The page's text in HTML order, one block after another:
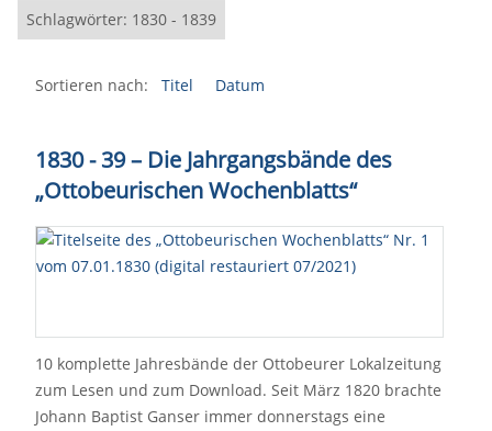
Schlagwörter: 1830 - 1839
Sortieren nach: Titel Datum
1830 - 39 – Die Jahrgangsbände des
„Ottobeurischen Wochenblatts“
10 komplette Jahresbände der Ottobeurer Lokalzeitung
zum Lesen und zum Download. Seit März 1820 brachte
Johann Baptist Ganser immer donnerstags eine